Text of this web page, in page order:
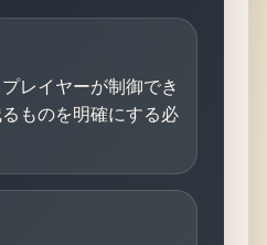
レイヤーが制御でき
ものを明確にする必